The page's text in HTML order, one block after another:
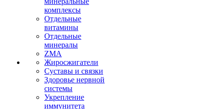
комплексы
Отдельные
витамины
Отдельные
минералы
ZMA
Жиросжигатели
Суставы и связки
Здоровье нервной
системы
Укрепление
иммунитета